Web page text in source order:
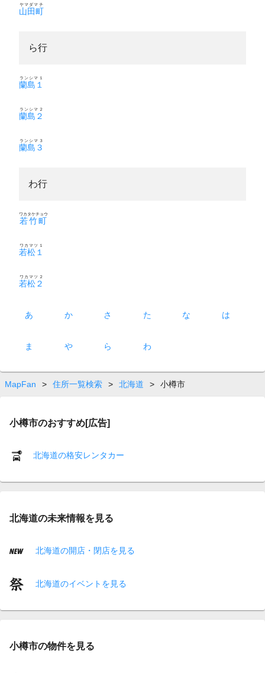
山田町
ヤマダマチ
ら行
蘭島１
ランシマ１
蘭島２
ランシマ２
蘭島３
ランシマ３
わ行
若竹町
ワカタケチョウ
若松１
ワカマツ１
若松２
ワカマツ２
あ か さ た な は
ま や ら わ
MapFan > 住所一覧検索 > 北海道 > 小樽市
小樽市のおすすめ[広告]
北海道の格安レンタカー
北海道の未来情報を見る
北海道の開店・閉店を見る
北海道のイベントを見る
小樽市の物件を見る